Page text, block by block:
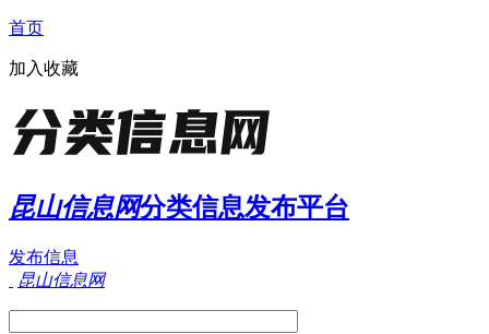
首页
加入收藏
昆山信息网分类信息发布平台
发布信息
昆山信息网